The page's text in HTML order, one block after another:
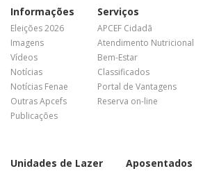
Informações
Eleições 2026
Imagens
Vídeos
Notícias
Notícias Fenae
Outras Apcefs
Publicações
Serviços
APCEF Cidadã
Atendimento Nutricional
Bem-Estar
Classificados
Portal de Vantagens
Reserva on-line
Unidades de Lazer Aposentados